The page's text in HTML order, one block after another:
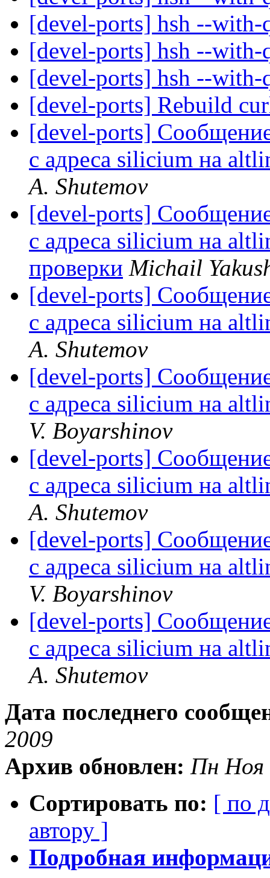
[devel-ports] hsh --with-
[devel-ports] hsh --with-
[devel-ports] hsh --with-
[devel-ports] Rebuild
[devel-ports]
с адреса silicium на
A. Shutemov
[devel-ports]
с адреса silicium на
проверки Michail
[devel-ports]
с адреса silicium на
A. Shutemov
[devel-ports]
с адреса silicium на
V. Boyarshinov
[devel-ports]
с адреса silicium на
A. Shutemov
[devel-ports]
с адреса silicium на
V. Boyarshinov
[devel-ports]
с адреса silicium на
A. Shutemov
Дата последнего
2009
Архив обновлен: Пн Ноя
Сортировать по: [ по
автору ]
Подробная